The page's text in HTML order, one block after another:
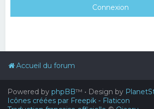
Accueil du forum
Powered by phpBB™ • Design by
Icônes créées par Freepik - Flaticon